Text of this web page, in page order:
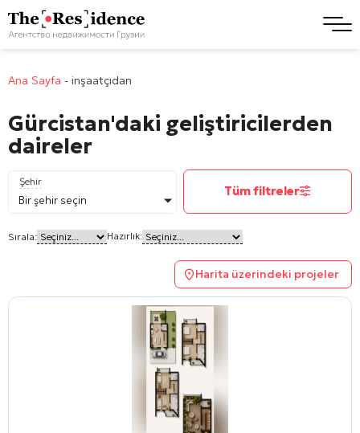
Ana Sayfa - inşaatçıdan
Gürcistan'daki geliştiricilerden
daireler
Şehir
Bir şehir seçin
Tüm filtreler
Sırala: Hazırlık:
Harita üzerindeki projeler